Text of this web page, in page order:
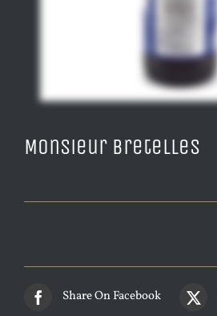
Monsieur Bretelles
Share On Facebook